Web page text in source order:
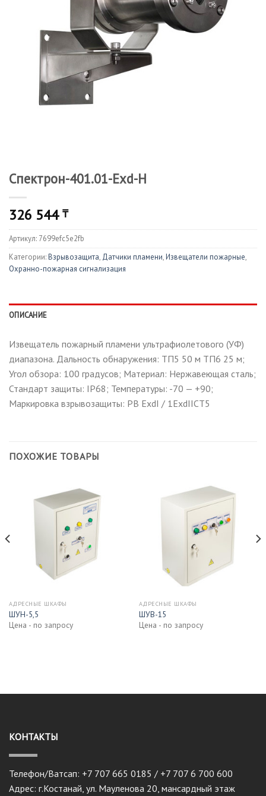
Спектрон-401.01-Exd-H
326 544 ₸
Артикул: 7699efc5e2fb
Категории:Взрывозащита, Датчики пламени,Извещатели пожарные,
Охранно-пожарная сигнализация
ОПИСАНИЕ
Извещатель пожарный пламени ультрафиолетового (УФ)
диапазона. Дальность обнаружения: ТП5 50 м ТП6 25 м;
Угол обзора: 100 градусов; Материал: Нержавеющая сталь;
Стандарт защиты: IP68; Температуры: -70 — +90;
Маркировка взрывозащиты: РВ ExdI / 1ExdIICT5
ПОХОЖИЕ ТОВАРЫ
АДРЕСНЫЕ ШКАФЫ
ШУН-5,5
Цена - по запросу
АДРЕСНЫЕ ШКАФЫ
ШУВ-15
Цена - по запросу
КОНТАКТЫ
Телефон/Ватсап: +7 707 665 0185 / +7 707 6 700 600
Адрес: г.Костанай, ул. Мауленова 20, мансардный этаж